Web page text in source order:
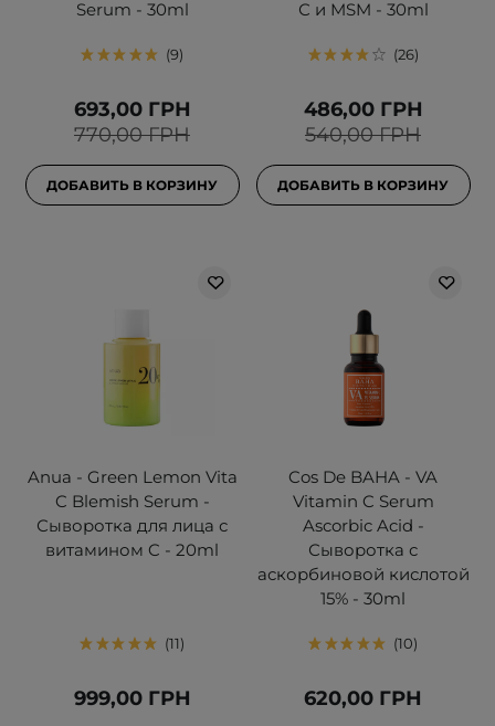
Serum - 30ml
9
770,00 ГРН
693,00 ГРН
ДОБАВИТЬ В КОРЗИНУ
С и MSM - 30ml
26
540,00 ГРН
486,00 ГРН
ДОБАВИТЬ В КОРЗИНУ
Anua - Green Lemon Vita
C Blemish Serum -
Сыворотка для лица с
витамином C - 20ml
11
999,00 ГРН
Cos De BAHA - VA
Vitamin C Serum
Ascorbic Acid -
Сыворотка с
аскорбиновой кислотой
15% - 30ml
10
620,00 ГРН